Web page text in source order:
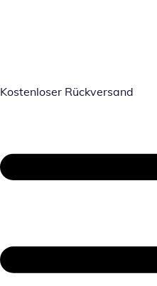
Kostenloser Rückversand